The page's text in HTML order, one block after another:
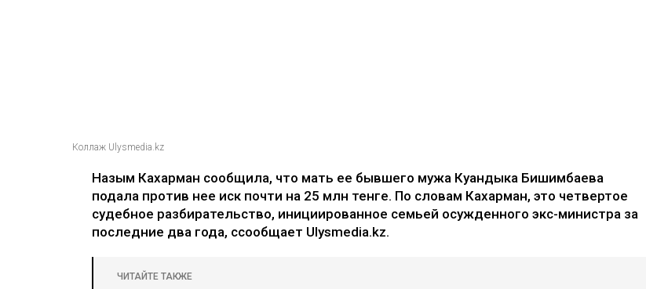
Коллаж Ulysmedia.kz
Назым Кахарман сообщила, что мать ее бывшего мужа Куандыка Бишимбаева
подала против нее иск почти на 25 млн тенге. По словам Кахарман, это четвертое
судебное разбирательство, инициированное семьей осужденного экс-министра за
последние два года, ссообщает Ulysmedia.kz.
ЧИТАЙТЕ ТАКЖЕ